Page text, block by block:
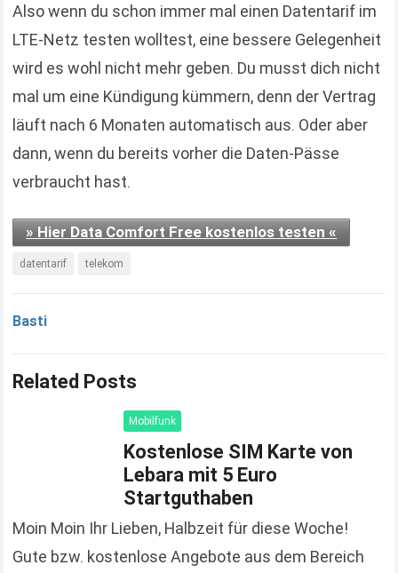
Also wenn du schon immer mal einen Datentarif im
LTE-Netz testen wolltest, eine bessere Gelegenheit
wird es wohl nicht mehr geben. Du musst dich nicht
mal um eine Kündigung kümmern, denn der Vertrag
läuft nach 6 Monaten automatisch aus. Oder aber
dann, wenn du bereits vorher die Daten-Pässe
verbraucht hast.
» Hier Data Comfort Free kostenlos testen «
datentarif telekom
Basti
Related Posts
Mobilfunk
Kostenlose SIM Karte von
Lebara mit 5 Euro
Startguthaben
Moin Moin Ihr Lieben, Halbzeit für diese Woche!
Gute bzw. kostenlose Angebote aus dem Bereich